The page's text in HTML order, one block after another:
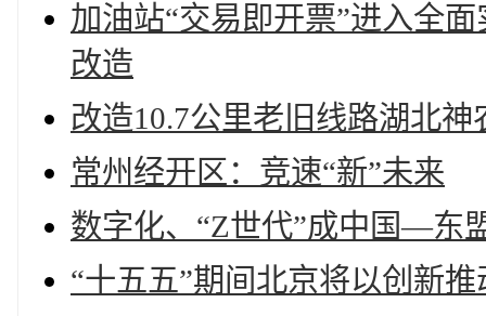
加油站“交易即开票”进入全
改造
改造10.7公里老旧线路湖北
常州经开区：竞速“新”未来
数字化、“Z世代”成中国—东
“十五五”期间北京将以创新